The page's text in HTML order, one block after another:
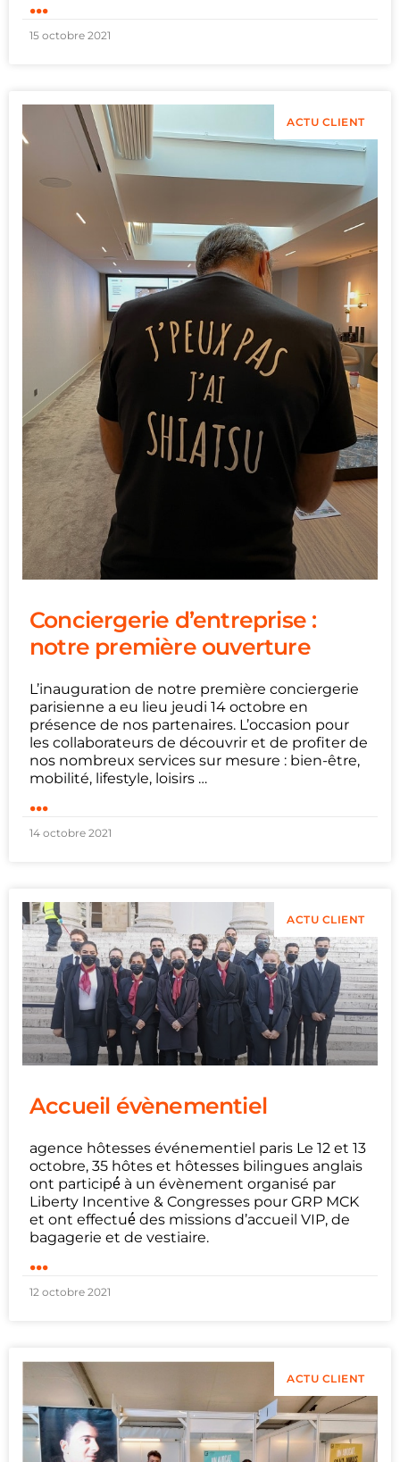
15 octobre 2021
ACTU CLIENT
Conciergerie d’entreprise :
notre première ouverture
L’inauguration de notre première conciergerie
parisienne a eu lieu jeudi 14 octobre en
présence de nos partenaires. L’occasion pour
les collaborateurs de découvrir et de profiter de
nos nombreux services sur mesure : bien-être,
mobilité, lifestyle, loisirs …
...
14 octobre 2021
ACTU CLIENT
Accueil évènementiel
agence hôtesses événementiel paris Le 12 et 13
octobre, 35 hôtes et hôtesses bilingues anglais
ont participé́ à un évènement organisé par
Liberty Incentive & Congresses pour GRP MCK
et ont effectué́ des missions d’accueil VIP, de
bagagerie et de vestiaire.
...
12 octobre 2021
ACTU CLIENT